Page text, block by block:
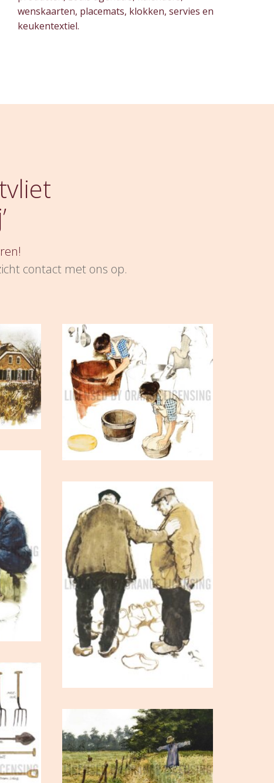
wenskaarten, placemats, klokken, servies en
keukentextiel.
contact met ons op.